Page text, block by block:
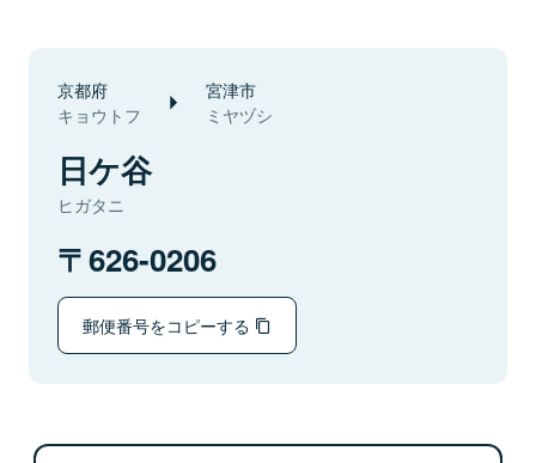
京都府
キョウトフ
宮津市
ミヤヅシ
日ケ谷
ヒガタニ
626-0206
郵便番号をコピーする